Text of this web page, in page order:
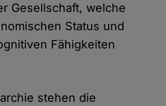
Gesellschaft, welche
Status und
Fähigkeiten
stehen die